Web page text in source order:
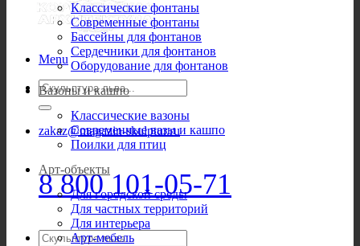
Menu
Искать:
zakaz@magazin-skulptur.ru
8 800 101-05-71
Искать:
Классические фонтаны
Современные фонтаны
Бассейны для фонтанов
Сердечники для фонтанов
Оборудование для фонтанов
Вазоны и кашпо
Классические вазоны
Современные вазы и кашпо
Поилки для птиц
Арт-объекты
Для городской среды
Для частных территорий
Для интерьера
Арт-мебель